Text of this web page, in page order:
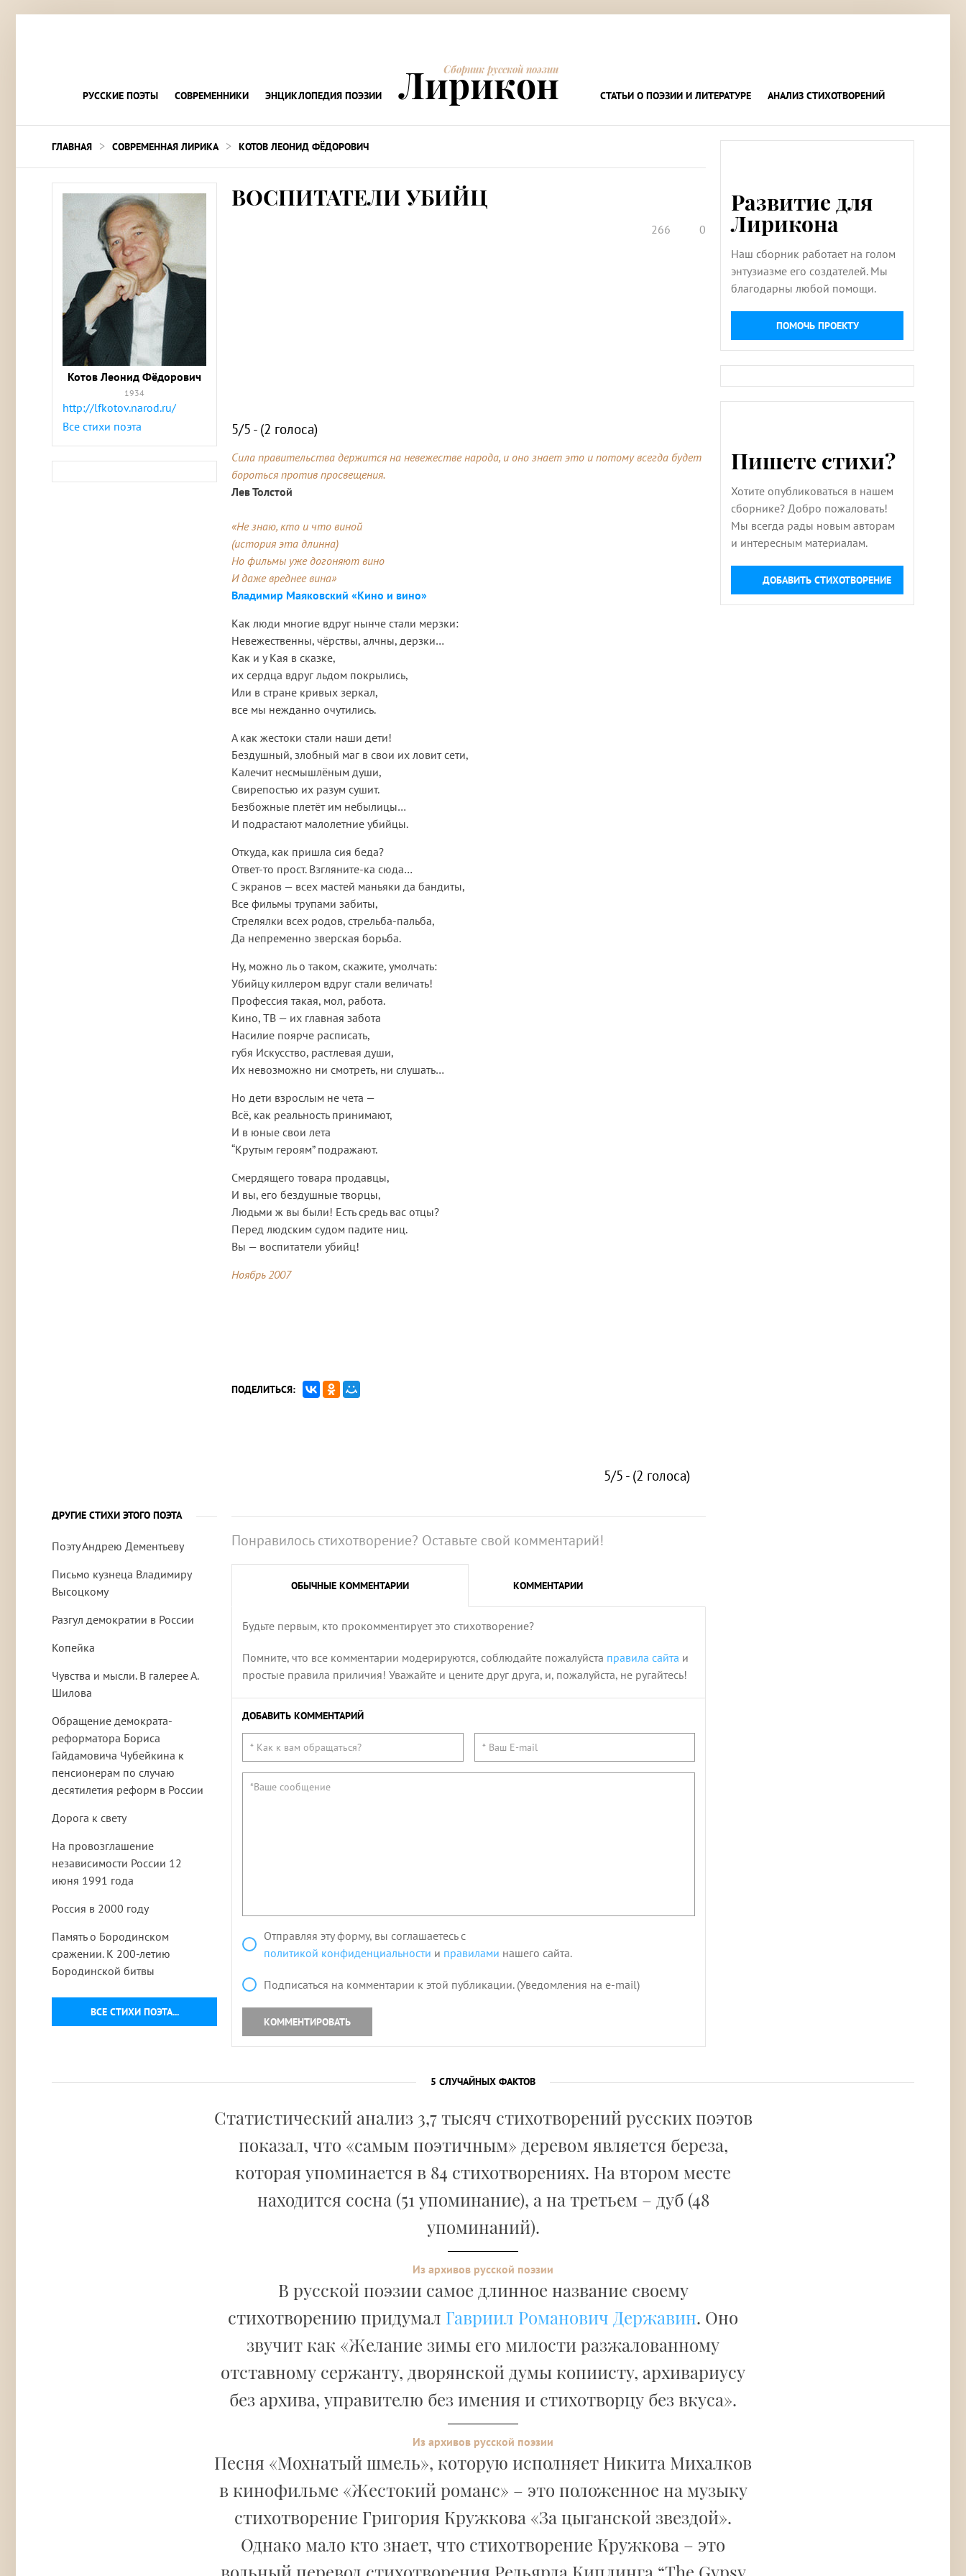
РУССКИЕ ПОЭТЫ СОВРЕМЕННИКИ ЭНЦИКЛОПЕДИЯ ПОЭЗИИ
Сборник русской поэзии
Лирикон СТАТЬИ О ПОЭЗИИ И ЛИТЕРАТУРЕ АНАЛИЗ СТИХОТВОРЕНИЙ
ГЛАВНАЯ > СОВРЕМЕННАЯ ЛИРИКА > КОТОВ ЛЕОНИД ФЁДОРОВИЧ
Котов Леонид Фёдорович
1934
http://lfkotov.narod.ru/
Все стихи поэта
ВОСПИТАТЕЛИ УБИЙЦ
266 0
5/5 - (2 голоса)
Сила правительства держится на невежестве народа, и оно знает это и потому всегда будет
бороться против просвещения.
Лев Толстой
«Не знаю, кто и что виной
(история эта длинна)
Но фильмы уже догоняют вино
И даже вреднее вина»
Владимир Маяковский «Кино и вино»
Как люди многие вдруг нынче стали мерзки:
Невежественны, чёрствы, алчны, дерзки…
Как и у Кая в сказке,
их сердца вдруг льдом покрылись,
Или в стране кривых зеркал,
все мы нежданно очутились.
А как жестоки стали наши дети!
Бездушный, злобный маг в свои их ловит сети,
Калечит несмышлёным души,
Свирепостью их разум сушит.
Безбожные плетёт им небылицы…
И подрастают малолетние убийцы.
Откуда, как пришла сия беда?
Ответ-то прост. Взгляните-ка сюда…
С экранов — всех мастей маньяки да бандиты,
Все фильмы трупами забиты,
Стрелялки всех родов, стрельба-пальба,
Да непременно зверская борьба.
Ну, можно ль о таком, скажите, умолчать:
Убийцу киллером вдруг стали величать!
Профессия такая, мол, работа.
Кино, ТВ — их главная забота
Насилие поярче расписать,
губя Искусство, растлевая души,
Их невозможно ни смотреть, ни слушать…
Но дети взрослым не чета —
Всё, как реальность принимают,
И в юные свои лета
“Крутым героям” подражают.
Смердящего товара продавцы,
И вы, его бездушные творцы,
Людьми ж вы были! Есть средь вас отцы?
Перед людским судом падите ниц.
Вы — воспитатели убийц!
Ноябрь 2007
ПОДЕЛИТЬСЯ:
5/5 - (2 голоса)
ДРУГИЕ СТИХИ ЭТОГО ПОЭТА
ВСЕ СТИХИ ПОЭТА...
Поэту Андрею Дементьеву
Письмо кузнеца Владимиру
Высоцкому
Разгул демократии в России
Копейка
Чувства и мысли. В галерее А.
Шилова
Обращение демократа-
реформатора Бориса
Гайдамовича Чубейкина к
пенсионерам по случаю
десятилетия реформ в России
Дорога к свету
На провозглашение
независимости России 12
июня 1991 года
Россия в 2000 году
Память о Бородинском
сражении. К 200-летию
Бородинской битвы
Понравилось стихотворение? Оставьте свой комментарий!
ОБЫЧНЫЕ КОММЕНТАРИИ КОММЕНТАРИИ
Будьте первым, кто прокомментирует это стихотворение?
Помните, что все комментарии модерируются, соблюдайте пожалуйста правила сайта и
простые правила приличия! Уважайте и цените друг друга, и, пожалуйста, не ругайтесь!
ДОБАВИТЬ КОММЕНТАРИЙ
Отправляя эту форму, вы соглашаетесь с
политикой конфиденциальности и правилами нашего сайта.
Подписаться на комментарии к этой публикации. (Уведомления на e-mail)
КОММЕНТИРОВАТЬ
Развитие для
Лирикона
Наш сборник работает на голом
энтузиазме его создателей. Мы
благодарны любой помощи.
ПОМОЧЬ ПРОЕКТУ
Пишете стихи?
Хотите опубликоваться в нашем
сборнике? Добро пожаловать!
Мы всегда рады новым авторам
и интересным материалам.
ДОБАВИТЬ СТИХОТВОРЕНИЕ
5 СЛУЧАЙНЫХ ФАКТОВ
Статистический анализ 3,7 тысяч стихотворений русских поэтов
показал, что «самым поэтичным» деревом является береза,
которая упоминается в 84 стихотворениях. На втором месте
находится сосна (51 упоминание), а на третьем – дуб (48
упоминаний).
Из архивов русской поэзии
В русской поэзии самое длинное название своему
стихотворению придумал Гавриил Романович Державин. Оно
звучит как «Желание зимы его милости разжалованному
отставному сержанту, дворянской думы копиисту, архивариусу
без архива, управителю без имения и стихотворцу без вкуса».
Из архивов русской поэзии
Песня «Мохнатый шмель», которую исполняет Никита Михалков
в кинофильме «Жестокий романс» – это положенное на музыку
стихотворение Григория Кружкова «За цыганской звездой».
Однако мало кто знает, что стихотворение Кружкова – это